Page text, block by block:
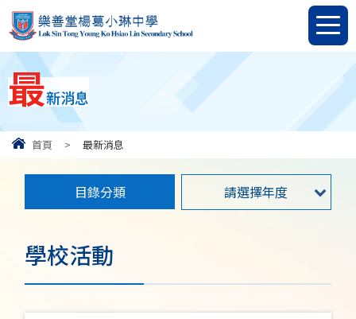
最新消息
首頁 > 最新消息
請選擇年度
目錄分類
學校活動